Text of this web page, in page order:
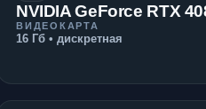
NVIDIA GeForce RTX
ВИДЕОКАРТА
16 Гб • дискретная